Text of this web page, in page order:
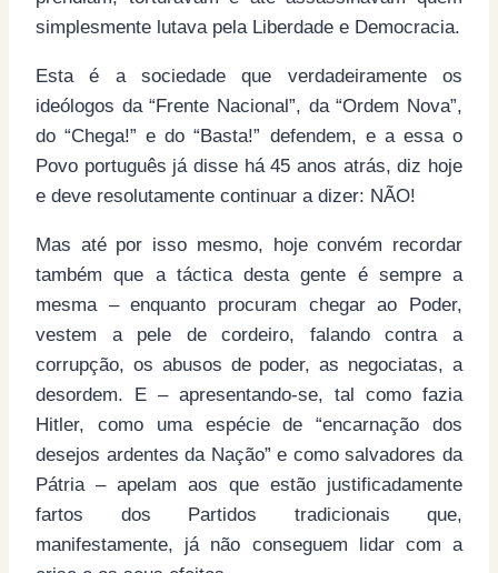
simplesmente lutava pela Liberdade e Democracia.
Esta é a sociedade que verdadeiramente os
ideólogos da “Frente Nacional”, da “Ordem Nova”,
do “Chega!” e do “Basta!” defendem, e a essa o
Povo português já disse há 45 anos atrás, diz hoje
e deve resolutamente continuar a dizer: NÃO!
Mas até por isso mesmo, hoje convém recordar
também que a táctica desta gente é sempre a
mesma – enquanto procuram chegar ao Poder,
vestem a pele de cordeiro, falando contra a
corrupção, os abusos de poder, as negociatas, a
desordem. E – apresentando-se, tal como fazia
Hitler, como uma espécie de “encarnação dos
desejos ardentes da Nação” e como salvadores da
Pátria – apelam aos que estão justificadamente
fartos dos Partidos tradicionais que,
manifestamente, já não conseguem lidar com a